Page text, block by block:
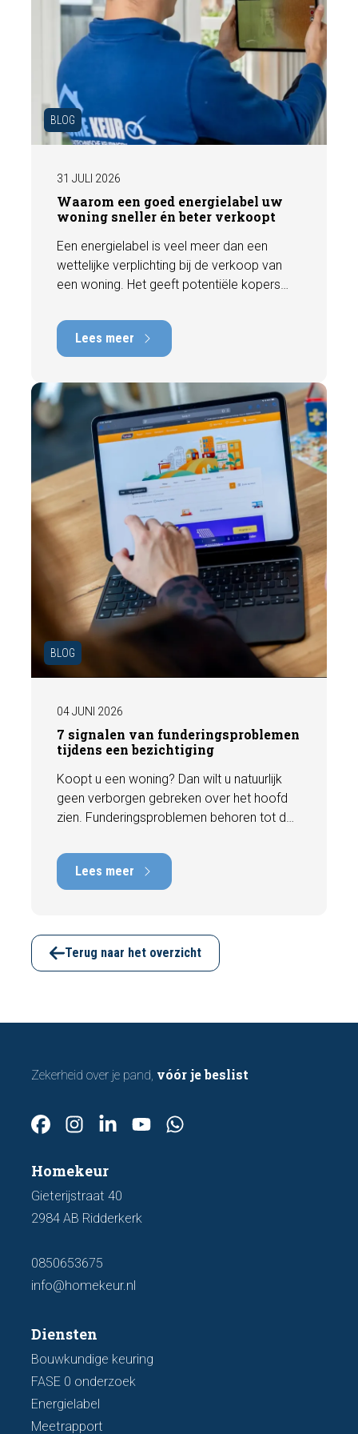
BLOG
31 JULI 2026
Waarom een goed energielabel uw
woning sneller én beter verkoopt
Een energielabel is veel meer dan een
wettelijke verplichting bij de verkoop van
een woning. Het geeft potentiële kopers
woning en kan een positieve invloed
hebben op de verkoopbaarheid en waarde.
In deze blog leggen we uit waarom een
actueel energielabel belangrijk is en hoe u
ervoor zorgt dat uw woning optimaal wordt
gepresenteerd aan de markt.
Lees meer
BLOG
04 JUNI 2026
7 signalen van funderingsproblemen
tijdens een bezichtiging
Koopt u een woning? Dan wilt u natuurlijk
geen verborgen gebreken over het hoofd
zien. Funderingsproblemen behoren tot de
kan hebben, met herstelkosten die kunnen
oplopen tot tienduizenden euro's. Gelukkig
zijn er tijdens een bezichtiging vaak al
funderingsschade of verzakkingen. In dit
artikel bespreken we zeven belangrijke
kenmerken waarop u kunt letten voordat u
Lees meer
Terug naar het overzicht
Zekerheid over je pand, vóór je beslist
Homekeur
Gieterijstraat 40
2984 AB Ridderkerk
0850653675
info@homekeur.nl
Diensten
Bouwkundige keuring
FASE 0 onderzoek
Energielabel
Meetrapport